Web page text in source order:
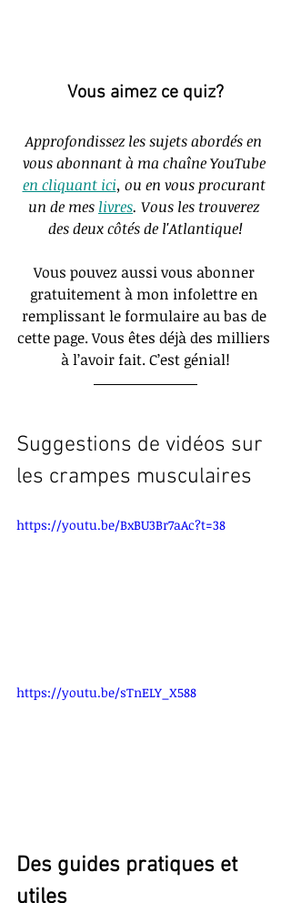
Vous aimez ce quiz?
Approfondissez les sujets abordés en
vous abonnant à ma chaîne YouTube
en cliquant ici, ou en vous procurant
un de mes livres. Vous les trouverez
des deux côtés de l'Atlantique!
Vous pouvez aussi vous abonner
gratuitement à mon infolettre en
remplissant le formulaire au bas de
cette page. Vous êtes déjà des milliers
à l’avoir fait. C’est génial!
Suggestions de vidéos sur
les crampes musculaires
https://youtu.be/BxBU3Br7aAc?t=38
https://youtu.be/sTnELY_X588
Des guides pratiques et
utiles